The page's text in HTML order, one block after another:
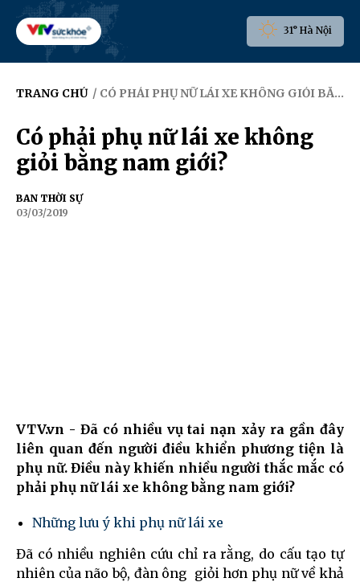
31° Hà Nội
TRANG CHỦ / CÓ PHẢI PHỤ NỮ LÁI XE KHÔNG GIỎI BẰNG NAM GIỚI?
Có phải phụ nữ lái xe không
giỏi bằng nam giới?
BAN THỜI SỰ
03/03/2019
VTV.vn - Đã có nhiều vụ tai nạn xảy ra gần đây
liên quan đến người điều khiển phương tiện là
phụ nữ. Điều này khiến nhiều người thắc mắc có
phải phụ nữ lái xe không bằng nam giới?
Những lưu ý khi phụ nữ lái xe
Đã có nhiều nghiên cứu chỉ ra rằng, do cấu tạo tự
nhiên của não bộ, đàn ông giỏi hơn phụ nữ về khả